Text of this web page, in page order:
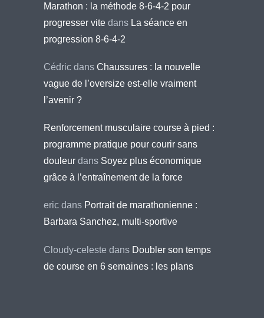
Marathon : la méthode 8-6-4-2 pour
progresser vite dans La séance en
progression 8-6-4-2
Cédric dans Chaussures : la nouvelle
vague de l’oversize est-elle vraiment
l’avenir ?
Renforcement musculaire course à pied :
programme pratique pour courir sans
douleur dans Soyez plus économique
grâce à l’entraînement de la force
eric dans Portrait de marathonienne :
Barbara Sanchez, multi-sportive
Cloudy-celeste dans Doubler son temps
de course en 6 semaines : les plans